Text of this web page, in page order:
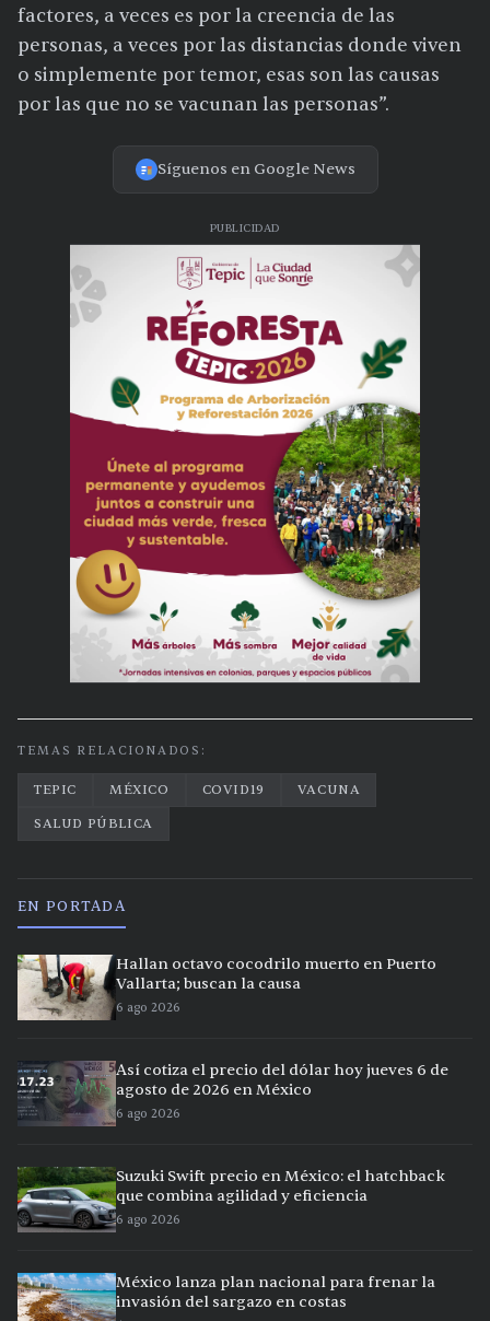
factores, a veces es por la creencia de las
personas, a veces por las distancias donde viven
o simplemente por temor, esas son las causas
por las que no se vacunan las personas”.
Síguenos en Google News
PUBLICIDAD
TEMAS RELACIONADOS:
TEPIC MÉXICO COVID19
VACUNA
SALUD PÚBLICA
EN PORTADA
Hallan octavo cocodrilo muerto en Puerto
Vallarta; buscan la causa
6 ago 2026
Así cotiza el precio del dólar hoy jueves 6 de
agosto de 2026 en México
6 ago 2026
Suzuki Swift precio en México: el hatchback
que combina agilidad y eficiencia
6 ago 2026
México lanza plan nacional para frenar la
invasión del sargazo en costas